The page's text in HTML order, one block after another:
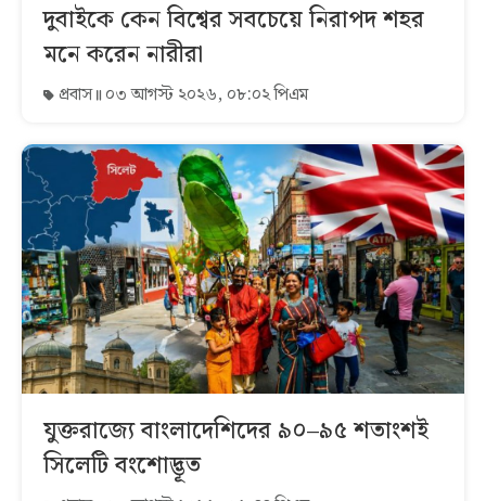
দুবাইকে কেন বিশ্বের সবচেয়ে নিরাপদ শহর
মনে করেন নারীরা
প্রবাস ০৩ আগস্ট ২০২৬, ০৮:০২ পিএম
যুক্তরাজ্যে বাংলাদেশিদের ৯০–৯৫ শতাংশই
সিলেটি বংশোদ্ভূত